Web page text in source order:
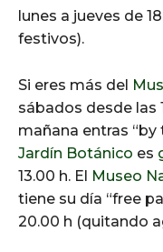
lunes a jueves de
festivos).
Si eres más del
sábados desde las
mañana entras “by
Jardín Botánico es
13.00 h. El Museo
tiene su día “free
20.00 h (quitando